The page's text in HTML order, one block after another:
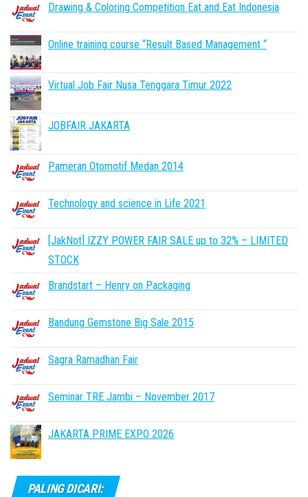
Drawing & Coloring Competition Eat and Eat Indonesia
Online training course “Result Based Management “
Virtual Job Fair Nusa Tenggara Timur 2022
JOBFAIR JAKARTA
Pameran Otomotif Medan 2014
Technology and science in Life 2021
[JakNot] IZZY POWER FAIR SALE up to 32% – LIMITED
STOCK
Brandstart – Henry on Packaging
Bandung Gemstone Big Sale 2015
Sagra Ramadhan Fair
Seminar TRE Jambi – November 2017
JAKARTA PRIME EXPO 2026
PALING DICARI: